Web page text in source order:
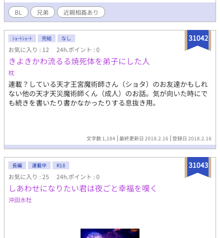
BL 兄弟 近親相姦あり
31042
ｼｮｰﾄｼｮｰﾄ 完結 なし
お気に入り : 12 24h.ポイント : 0
きよきかわ流るる焼死体を弟子にした人
枕
連載？している天才王宮魔術師さん（ショタ）のお友達かもしれ
ない他の天才天災魔術師くん（成人）のお話。気が向いた時にで
も続きを書いたり書かなかったりする息抜き用。
文字数 1,184 最終更新日 2018.2.16 登録日 2018.2.16
31043
長編 連載中 R18
お気に入り : 25 24h.ポイント : 0
しあわせになりたい君は夜ごと幸福を嘆く
沖田水杜